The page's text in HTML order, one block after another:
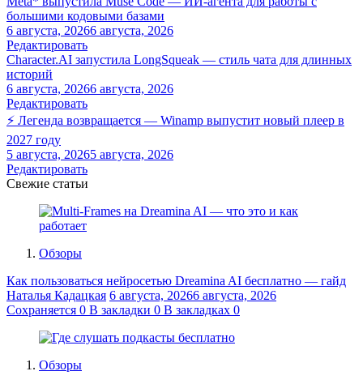
большими кодовыми базами
6 августа, 20266 августа, 2026
Редактировать
Character.AI запустила LongSqueak — стиль чата для длинных
историй
6 августа, 20266 августа, 2026
Редактировать
⚡ Легенда возвращается — Winamp выпустит новый плеер в
2027 году
5 августа, 20265 августа, 2026
Редактировать
Свежие статьи
Обзоры
Как пользоваться нейросетью Dreamina AI бесплатно — гайд
Наталья Кадацкая 6 августа, 20266 августа, 2026
Сохраняется 0 В закладки 0 В закладках 0
Обзоры